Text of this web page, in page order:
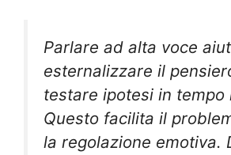
Parlare ad alta voce
esternalizzare il
testare ipotesi in tempo
Questo facilita il
la regolazione emotiva.